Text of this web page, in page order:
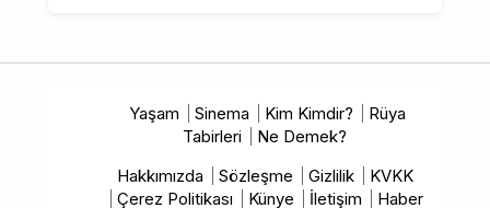
Yaşam Sinema Kim Kimdir?
Rüya
Tabirleri
Ne Demek?
Hakkımızda
Sözleşme Gizlilik
KVKK
Çerez Politikası
Künye İletişim Haber